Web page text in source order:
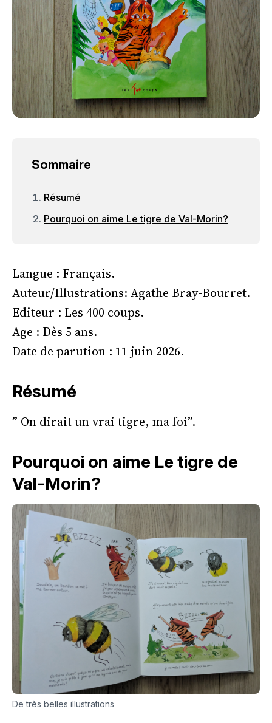
Sommaire
Résumé
Pourquoi on aime Le tigre de Val-Morin?
Langue : Français.
Auteur/Illustrations: Agathe Bray-Bourret.
Editeur : Les 400 coups.
Age : Dès 5 ans.
Date de parution : 11 juin 2026.
Résumé
” On dirait un vrai tigre, ma foi”.
Pourquoi on aime Le tigre de
Val-Morin?
De très belles illustrations